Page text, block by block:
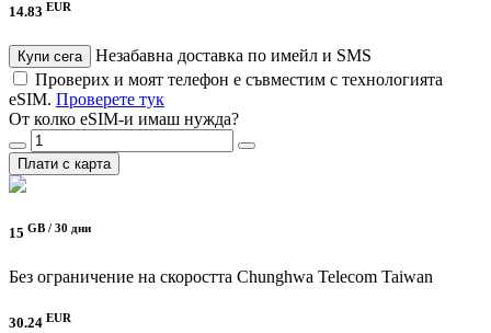
14.83 EUR
Купи сега
Незабавна доставка по имейл и SMS
Проверих и моят телефон е съвместим с технологията
eSIM. Проверете тук
От колко eSIM-и имаш нужда?
Плати с карта
15 GB / 30 дни
Без ограничение на скоростта Chunghwa Telecom Taiwan
30.24 EUR